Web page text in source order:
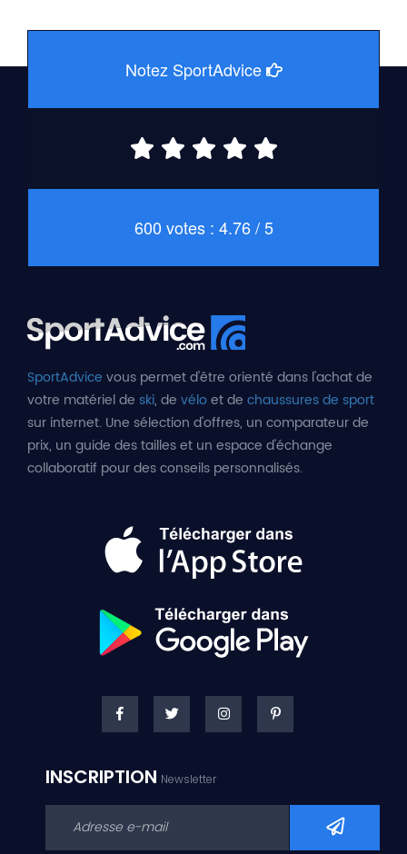
Notez SportAdvice
600 votes : 4.76 / 5
SportAdvice vous permet d'être orienté dans l'achat de
votre matériel de ski, de véloet de chaussures de sport
sur internet. Une sélection d'offres, un comparateur de
prix, un guide des tailles et un espace d'échange
collaboratif pour des conseils personnalisés.
INSCRIPTION Newsletter